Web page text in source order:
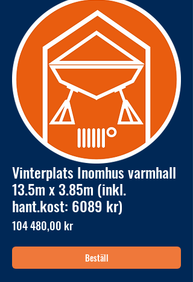
Vinterplats Inomhus varmhall
13.5m x 3.85m (inkl.
hant.kost: 6089 kr)
104 480,00 krPris
Beställ